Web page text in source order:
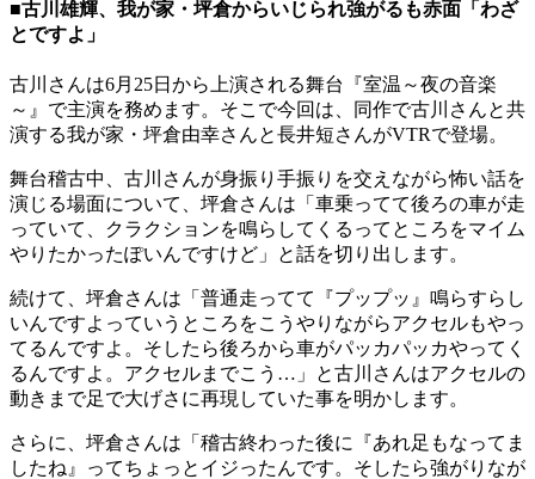
■古川雄輝、我が家・坪倉からいじられ強がるも赤面「わざ
とですよ」
古川さんは6月25日から上演される舞台『室温～夜の音楽
～』で主演を務めます。そこで今回は、同作で古川さんと共
演する我が家・坪倉由幸さんと長井短さんがVTRで登場。
舞台稽古中、古川さんが身振り手振りを交えながら怖い話を
演じる場面について、坪倉さんは「車乗ってて後ろの車が走
っていて、クラクションを鳴らしてくるってところをマイム
やりたかったぽいんですけど」と話を切り出します。
続けて、坪倉さんは「普通走ってて『プップッ』鳴らすらし
いんですよっていうところをこうやりながらアクセルもやっ
てるんですよ。そしたら後ろから車がパッカパッカやってく
るんですよ。アクセルまでこう…」と古川さんはアクセルの
動きまで足で大げさに再現していた事を明かします。
さらに、坪倉さんは「稽古終わった後に『あれ足もなってま
したね』ってちょっとイジったんです。そしたら強がりなが